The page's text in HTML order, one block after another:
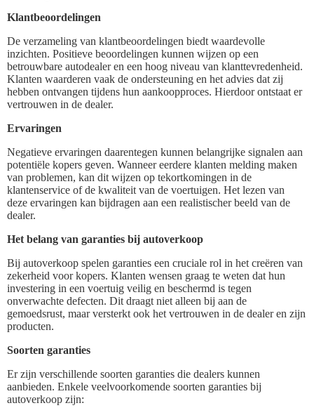
Klantbeoordelingen
De verzameling van klantbeoordelingen biedt waardevolle
inzichten. Positieve beoordelingen kunnen wijzen op een
betrouwbare autodealer en een hoog niveau van klanttevredenheid.
Klanten waarderen vaak de ondersteuning en het advies dat zij
hebben ontvangen tijdens hun aankoopproces. Hierdoor ontstaat er
vertrouwen in de dealer.
Ervaringen
Negatieve ervaringen daarentegen kunnen belangrijke signalen aan
potentiële kopers geven. Wanneer eerdere klanten melding maken
van problemen, kan dit wijzen op tekortkomingen in de
klantenservice of de kwaliteit van de voertuigen. Het lezen van
deze ervaringen kan bijdragen aan een realistischer beeld van de
dealer.
Het belang van garanties bij autoverkoop
Bij autoverkoop spelen garanties een cruciale rol in het creëren van
zekerheid voor kopers. Klanten wensen graag te weten dat hun
investering in een voertuig veilig en beschermd is tegen
onverwachte defecten. Dit draagt niet alleen bij aan de
gemoedsrust, maar versterkt ook het vertrouwen in de dealer en zijn
producten.
Soorten garanties
Er zijn verschillende soorten garanties die dealers kunnen
aanbieden. Enkele veelvoorkomende soorten garanties bij
autoverkoop zijn: